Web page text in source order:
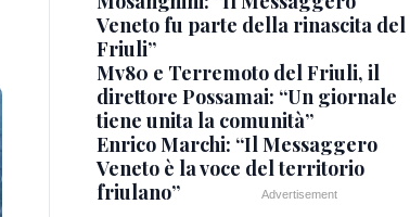
Veneto fu parte della rinascita del
Friuli”
Mv80 e Terremoto del Friuli, il
direttore Possamai: “Un giornale
tiene unita la comunità”
Enrico Marchi: “Il Messaggero
Veneto è la voce del territorio
friulano”